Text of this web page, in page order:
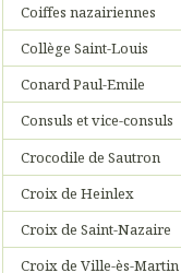
Coiffes nazairiennes
Collège Saint-Louis
Conard Paul-Emile
Consuls et vice-consuls
Crocodile de Sautron
Croix de Heinlex
Croix de Saint-Nazaire
Croix de Ville-ès-Martin